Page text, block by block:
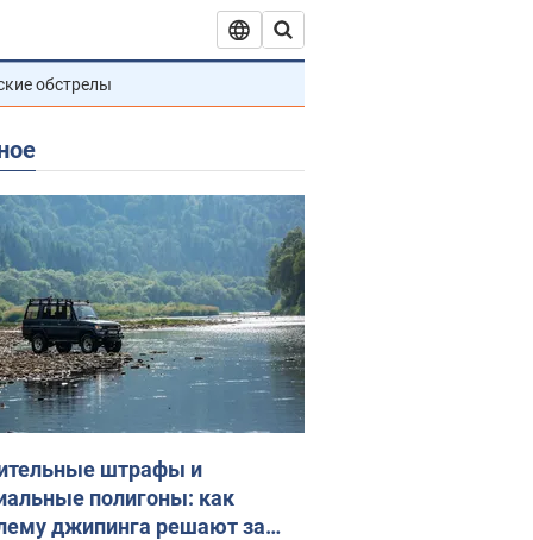
обстрелы
штрафы и
полигоны: как
джипинга решают за